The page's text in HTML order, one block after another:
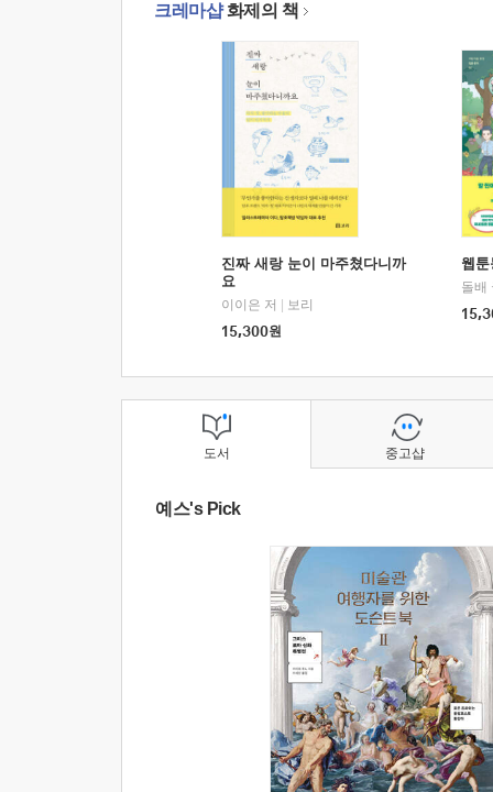
크레마샵화제의 책
진짜 새랑 눈이 마주쳤다니까
요
이이은 저
보리
15,300원
웹
돌배
도서
예스's Pick
중고샵